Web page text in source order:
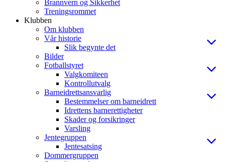
Brannvern og Sikkerhet
Treningsrommet
Klubben
Om klubben
Vår historie
Slik begynte det
Bilder
Fotballstyret
Valgkomiteen
Kontrollutvalg
Barneidrettsansvarlig
Bestemmelser om barneidrett
Idrettens barnerettigheter
Skader og forsikringer
Varsling
Jentegruppen
Jentesatsing
Dommergruppen